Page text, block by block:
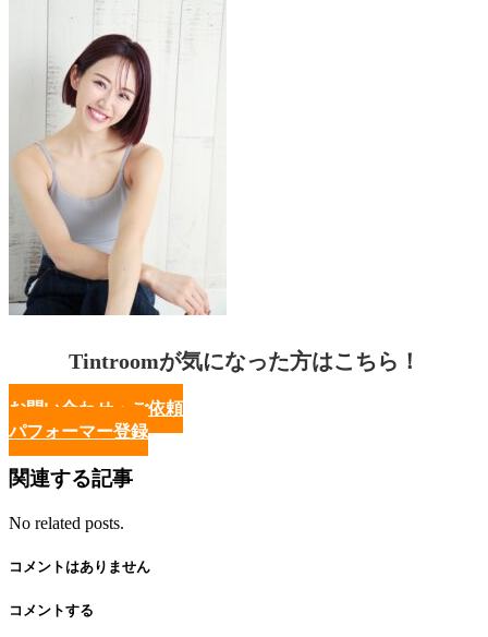
Tintroomが気になった方はこちら！
お問い合わせ・ご依頼
パフォーマー登録
関連する記事
No related posts.
コメントはありません
コメントする